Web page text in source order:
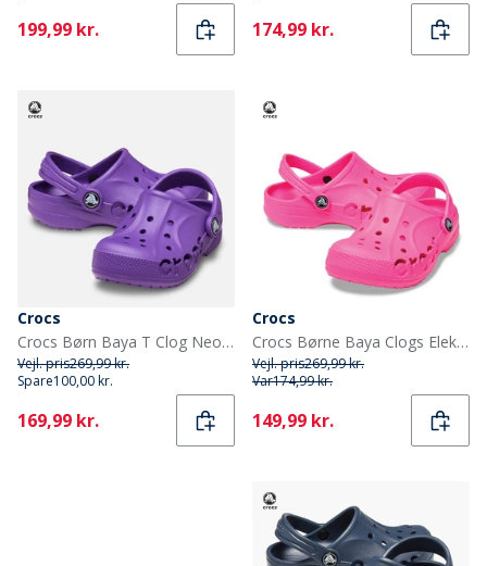
Current
199,99 kr. Current
174,99 kr.
Crocs
Crocs Børn Baya T Clog Neon Purple
Vejl. pris269,99 kr.
Spare100,00 kr.
Current
169,99 kr.
Crocs
Crocs Børne Baya Clogs Elektrisk Pink
Vejl. pris269,99 kr.
Var174,99 kr.
Current
149,99 kr.